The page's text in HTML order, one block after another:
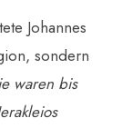
Johannes
sondern
waren bis